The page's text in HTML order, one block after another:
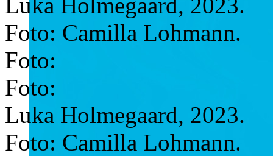
Foto: Camilla Lohmann.
Foto:
Foto:
Luka Holmegaard, 2023.
Foto: Camilla Lohmann.